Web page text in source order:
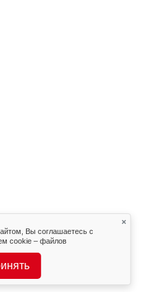
Вы соглашаетесь с
cookie – файлов
×